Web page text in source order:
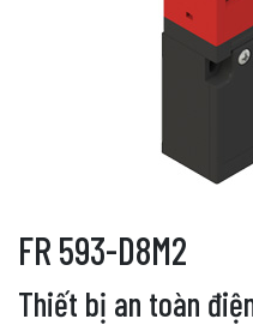
FR 593-D8M2
Thiết bị an toàn